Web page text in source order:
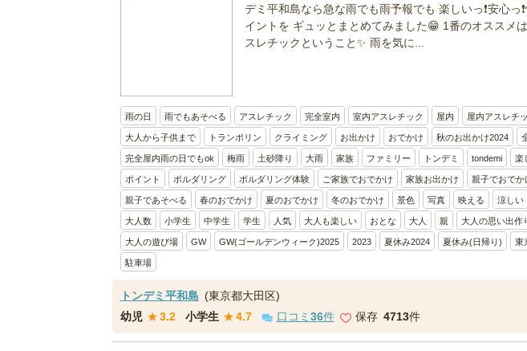
デミ平和島なら急な雨でも雨予報でも 楽しいっ❗安心っ
イントを ギュッとまとめてみました😁 1番のオススメ
スレチックということ✨ 雨を気に...
雨の日 雨でもあそべる アスレチック 完全室内 室内アスレチック 屋内 屋内アスレチ
大人から子供まで トランポリン クライミング お出かけ おでかけ 秋のお出かけ2024
完全屋内雨の日でもok 梅雨 土砂降り 大雨 家族 ファミリー トンデミ tondemi 楽
ポイント ボルダリング ボルダリング体験 ご家族でおでかけ 家族お出かけ 親子でおでか
親子であそべる 春のおでかけ 夏のおでかけ 冬のおでかけ 景色 写真 映える 涼しい
大人数 小学生 中学生 学生 人気 大人も楽しい おとな 大人 親 大人の思い出作
大人の遊び場 GW GW(ゴールデンウィーク)2025 2023 夏休み2024 夏休み(日帰り) 東
駐車場
トンデミ平和島 (東京都大田区)
幼児 ★3.2 小学生 ★4.7 口コミ 36件 保存 4713件